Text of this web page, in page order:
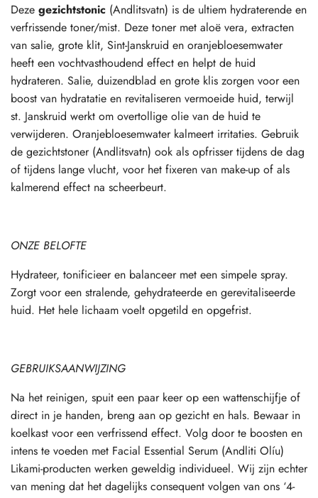
Deze gezichtstonic (Andlitsvatn) is de ultiem hydraterende en
verfrissende toner/mist. Deze toner met aloë vera, extracten
van salie, grote klit, Sint-Janskruid en oranjebloesemwater
heeft een vochtvasthoudend effect en helpt de huid
hydrateren. Salie, duizendblad en grote klis zorgen voor een
boost van hydratatie en revitaliseren vermoeide huid, terwijl
st. Janskruid werkt om overtollige olie van de huid te
verwijderen. Oranjebloesemwater kalmeert irritaties. Gebruik
de gezichtstoner (Andlitsvatn) ook als opfrisser tijdens de dag
of tijdens lange vlucht, voor het fixeren van make-up of als
kalmerend effect na scheerbeurt.
ONZE BELOFTE
Hydrateer, tonificieer en balanceer met een simpele spray.
Zorgt voor een stralende, gehydrateerde en gerevitaliseerde
huid. Het hele lichaam voelt opgetild en opgefrist.
GEBRUIKSAANWIJZING
Na het reinigen, spuit een paar keer op een wattenschijfje of
direct in je handen, breng aan op gezicht en hals. Bewaar in
koelkast voor een verfrissend effect. Volg door te boosten en
intens te voeden met Facial Essential Serum (Andliti Olíu)
Likami-producten werken geweldig individueel. Wij zijn echter
van mening dat het dagelijks consequent volgen van ons ‘4-